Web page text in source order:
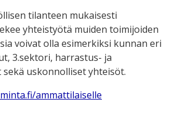
tilanteen mukaisesti
yhteistyötä muiden toimijoiden
voivat olla esimerkiksi kunnan eri
3.sektori, harrastus- ja
uskonnolliset yhteisöt.
ammattilaiselle